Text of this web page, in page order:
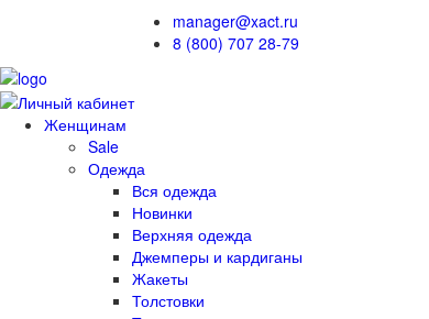
manager@xact.ru
8 (800) 707 28-79
Женщинам
Sale
Одежда
Вся одежда
Новинки
Верхняя одежда
Джемперы и кардиганы
Жакеты
Толстовки